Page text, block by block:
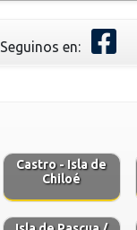
Seguinos en:
Castro - Isla de
Chiloé